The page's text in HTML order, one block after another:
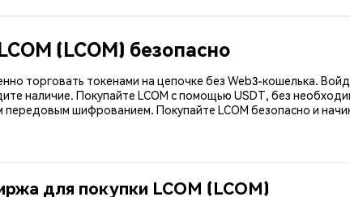
(LCOM) безопасно
торговать токенами на цепочке без Web3-кошелька.
наличие. Покупайте LCOM с помощью USDT, без
шифрованием. Покупайте LCOM безопасно и
для покупки LCOM (LCOM)